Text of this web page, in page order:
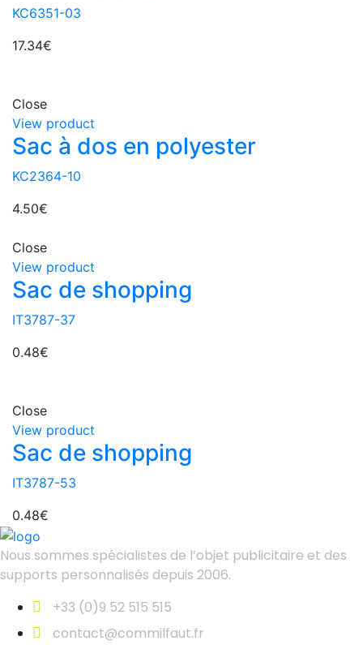
KC6351-03
17.34€
Close
View product
Sac à dos en polyester
KC2364-10
4.50€
Close
View product
Sac de shopping
IT3787-37
0.48€
Close
View product
Sac de shopping
IT3787-53
0.48€
Nous sommes spécialistes de l’objet publicitaire et des
supports personnalisés depuis 2006.
+33 (0)9 52 515 515
contact@commilfaut.fr